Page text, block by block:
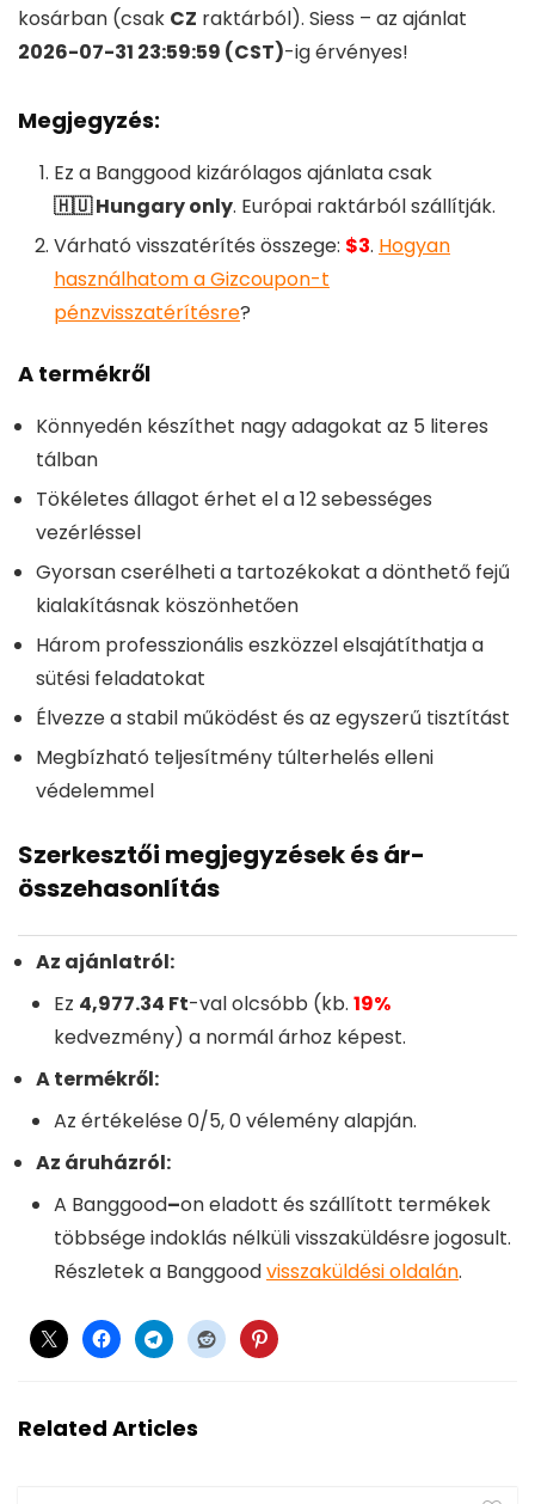
kosárban (csak CZ raktárból). Siess – az ajánlat
2026-07-31 23:59:59 (CST)-ig érvényes!
Megjegyzés:
Ez a Banggood kizárólagos ajánlata csak
🇭🇺 Hungary only. Európai raktárból szállítják.
Várható visszatérítés összege: $3. Hogyan
használhatom a Gizcoupon-t
pénzvisszatérítésre?
A termékről
Könnyedén készíthet nagy adagokat az 5 literes
tálban
Tökéletes állagot érhet el a 12 sebességes
vezérléssel
Gyorsan cserélheti a tartozékokat a dönthető fejű
kialakításnak köszönhetően
Három professzionális eszközzel elsajátíthatja a
sütési feladatokat
Élvezze a stabil működést és az egyszerű tisztítást
Megbízható teljesítmény túlterhelés elleni
védelemmel
Szerkesztői megjegyzések és ár-
összehasonlítás
Az ajánlatról:
Ez 4,977.34 Ft-val olcsóbb (kb. 19%
kedvezmény) a normál árhoz képest.
A termékről:
Az értékelése 0/5, 0 vélemény alapján.
Az áruházról:
A Banggood–on eladott és szállított termékek
többsége indoklás nélküli visszaküldésre jogosult.
Részletek a Banggoodvisszaküldési oldalán.
Related Articles